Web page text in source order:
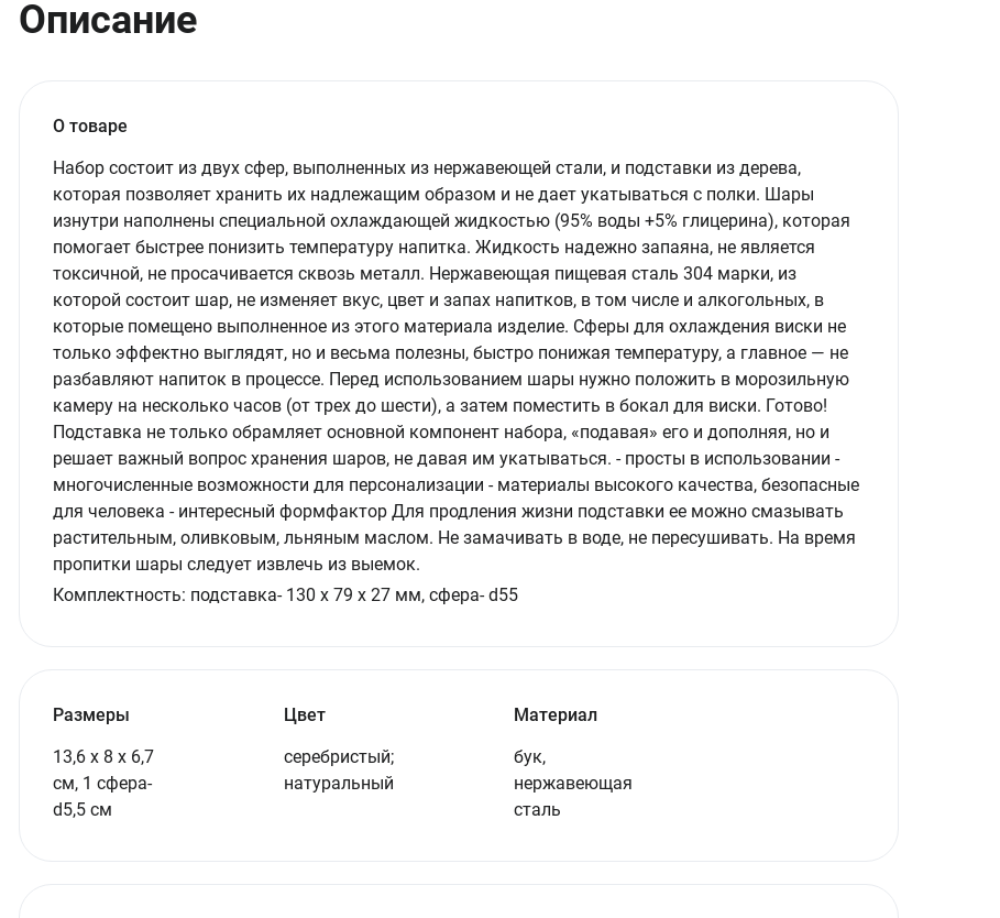
Описание
О товаре
Набор состоит из двух сфер, выполненных из нержавеющей стали, и подставки из дерева,
которая позволяет хранить их надлежащим образом и не дает укатываться с полки. Шары
изнутри наполнены специальной охлаждающей жидкостью (95% воды +5% глицерина), которая
помогает быстрее понизить температуру напитка. Жидкость надежно запаяна, не является
токсичной, не просачивается сквозь металл. Нержавеющая пищевая сталь 304 марки, из
которой состоит шар, не изменяет вкус, цвет и запах напитков, в том числе и алкогольных, в
которые помещено выполненное из этого материала изделие. Сферы для охлаждения виски не
только эффектно выглядят, но и весьма полезны, быстро понижая температуру, а главное — не
разбавляют напиток в процессе. Перед использованием шары нужно положить в морозильную
камеру на несколько часов (от трех до шести), а затем поместить в бокал для виски. Готово!
Подставка не только обрамляет основной компонент набора, «подавая» его и дополняя, но и
решает важный вопрос хранения шаров, не давая им укатываться. - просты в использовании -
многочисленные возможности для персонализации - материалы высокого качества, безопасные
для человека - интересный формфактор Для продления жизни подставки ее можно смазывать
растительным, оливковым, льняным маслом. Не замачивать в воде, не пересушивать. На время
пропитки шары следует извлечь из выемок.
Комплектность: подставка- 130 х 79 х 27 мм, сфера- d55
Размеры
13,6 х 8 х 6,7
см, 1 сфера-
d5,5 см
Цвет
серебристый;
натуральный
Материал
бук,
нержавеющая
сталь